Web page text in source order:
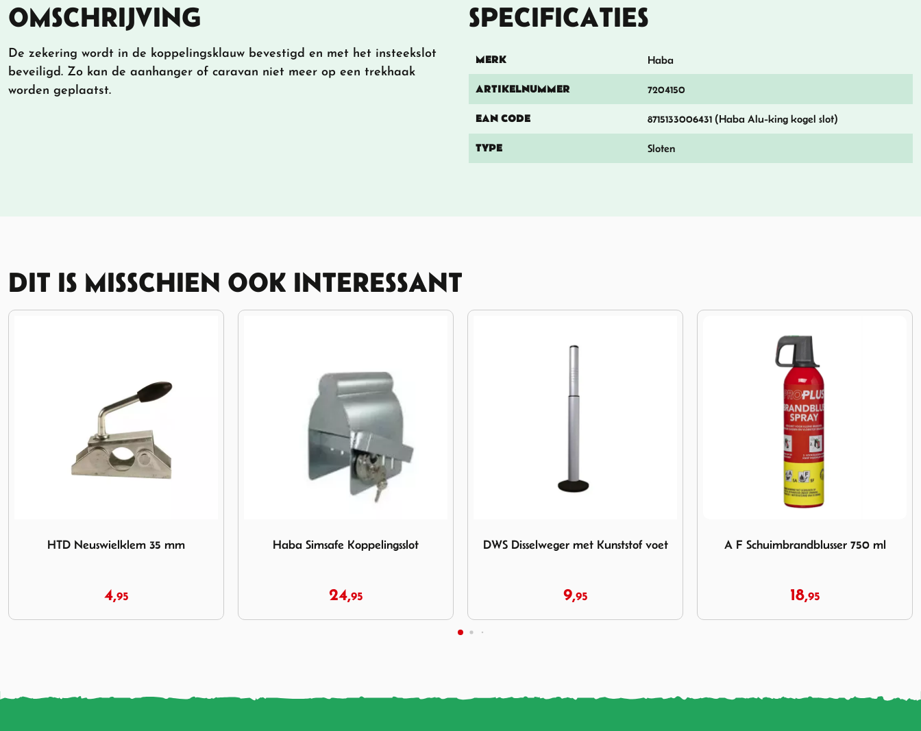
OMSCHRIJVING
De zekering wordt in de koppelingsklauw bevestigd en met het insteekslot
beveiligd. Zo kan de aanhanger of caravan niet meer op een trekhaak
worden geplaatst.
SPECIFICATIES
MERK Haba
ARTIKELNUMMER 7204150
EAN CODE 8715133006431 (Haba Alu-king kogel slot)
TYPE Sloten
DIT IS MISSCHIEN OOK INTERESSANT
Haba Simsafe Koppelingsslot
24,95
DWS Disselweger met Kunststof voet
9,95
A F Schuimbrandblusser 750 ml
18,95
Poederblusser 1kg ABC
19,95